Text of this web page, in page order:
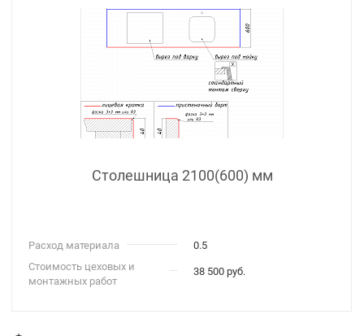
Столешница 2100(600) мм
Расход материала
0.5
Стоимость цеховых и
монтажных работ
38 500 руб.